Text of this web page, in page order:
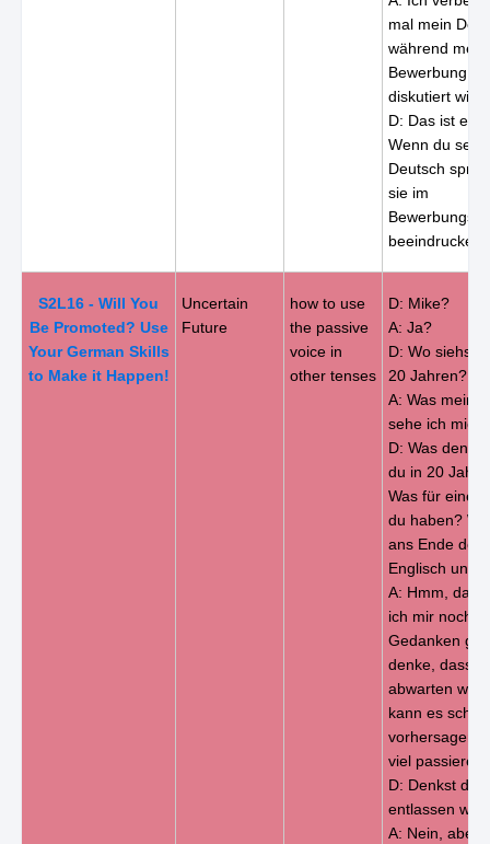
mal mein
während
Bewerbung
diskutiert wird.
D: Das ist
Wenn du sehr
Deutsch
sie im
beeindrucken.
S2L16 - Will You
Be Promoted? Use
Your German Skills
to Make it Happen!
Uncertain
Future
how to use
the passive
voice in
other tenses
D: Mike?
A: Ja?
D: Wo siehst
20 Jahren?
A: Was
sehe ich
D: Was
du in 20
Was für einen
du haben?
ans Ende
Englisch
A: Hmm,
ich mir noch
Gedanken
denke, dass
abwarten
kann es
vorhersagen,
viel
D: Denkst du,
entlassen
A: Nein, aber